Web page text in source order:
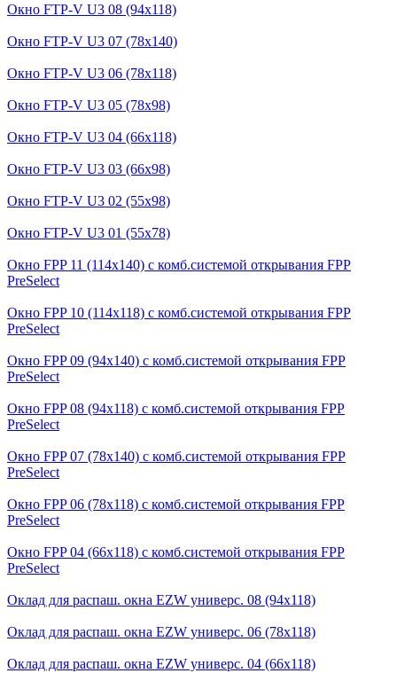
Окно FTP-V U3 08 (94x118)
Окно FTP-V U3 07 (78x140)
Окно FTP-V U3 06 (78x118)
Окно FTP-V U3 05 (78x98)
Окно FTP-V U3 04 (66x118)
Окно FTP-V U3 03 (66x98)
Окно FTP-V U3 02 (55x98)
Окно FTP-V U3 01 (55x78)
Окно FPP 11 (114x140) с комб.системой открывания FPP
PreSelect
Окно FPP 10 (114x118) с комб.системой открывания FPP
PreSelect
Окно FPP 09 (94x140) с комб.системой открывания FPP
PreSelect
Окно FPP 08 (94x118) с комб.системой открывания FPP
PreSelect
Окно FPP 07 (78x140) с комб.системой открывания FPP
PreSelect
Окно FPP 06 (78x118) с комб.системой открывания FPP
PreSelect
Окно FPP 04 (66x118) с комб.системой открывания FPP
PreSelect
Оклад для распаш. окна EZW универс. 08 (94х118)
Оклад для распаш. окна EZW универс. 06 (78х118)
Оклад для распаш. окна EZW универс. 04 (66х118)